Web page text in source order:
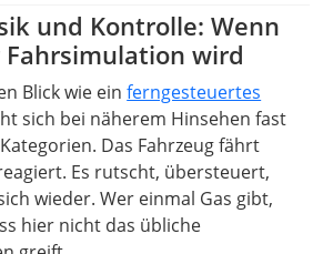
und Kontrolle: Wenn
wird
Blick wie einferngesteuertes
sich bei näherem Hinsehen fast
Das Fahrzeug fährt
Es rutscht, übersteuert,
wieder. Wer einmal Gas gibt,
hier nicht das übliche